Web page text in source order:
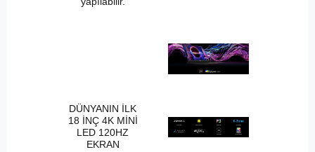
DÜNYANIN İLK
18 İNÇ 4K MİNİ
LED 120HZ
EKRAN